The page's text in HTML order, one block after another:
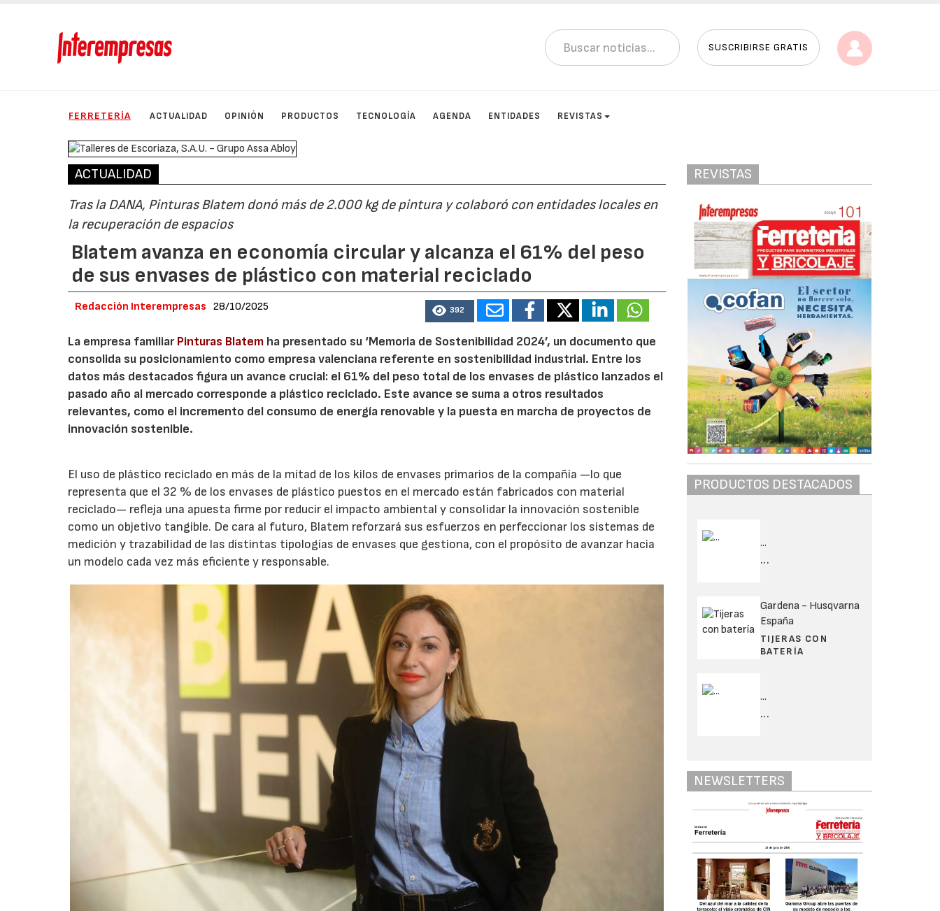
SUSCRIBIRSE GRATIS
FERRETERÍA ACTUALIDAD OPINIÓN PRODUCTOS TECNOLOGÍA AGENDA ENTIDADES REVISTAS
ACTUALIDAD
Tras la DANA, Pinturas Blatem donó más de 2.000 kg de pintura y colaboró con entidades locales en
la recuperación de espacios
Blatem avanza en economía circular y alcanza el 61% del peso
de sus envases de plástico con material reciclado
Redacción Interempresas 28/10/2025 392
La empresa familiarPinturas Blatem ha presentado su ‘Memoria de Sostenibilidad 2024’, un documento que
consolida su posicionamiento como empresa valenciana referente en sostenibilidad industrial. Entre los
datos más destacados figura un avance crucial: el 61% del peso total de los envases de plástico lanzados el
pasado año al mercado corresponde a plástico reciclado. Este avance se suma a otros resultados
relevantes, como el incremento del consumo de energía renovable y la puesta en marcha de proyectos de
innovación sostenible.
El uso de plástico reciclado en más de la mitad de los kilos de envases primarios de la compañía —lo que
representa que el 32 % de los envases de plástico puestos en el mercado están fabricados con material
reciclado— refleja una apuesta firme por reducir el impacto ambiental y consolidar la innovación sostenible
como un objetivo tangible. De cara al futuro, Blatem reforzará sus esfuerzos en perfeccionar los sistemas de
medición y trazabilidad de las distintas tipologías de envases que gestiona, con el propósito de avanzar hacia
un modelo cada vez más eficiente y responsable.
REVISTAS
PRODUCTOS DESTACADOS
...
...
Gardena - Husqvarna
España
TIJERAS CON
BATERÍA
...
...
NEWSLETTERS